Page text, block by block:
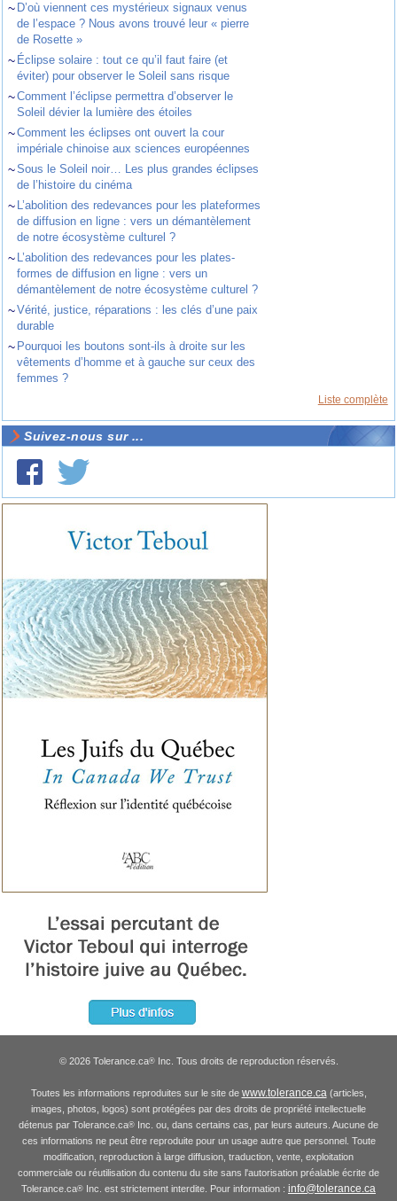
~ D’où viennent ces mystérieux signaux venus
de l’espace ? Nous avons trouvé leur « pierre
de Rosette »
~ Éclipse solaire : tout ce qu’il faut faire (et
éviter) pour observer le Soleil sans risque
~Comment l’éclipse permettra d’observer le
Soleil dévier la lumière des étoiles
~Comment les éclipses ont ouvert la cour
impériale chinoise aux sciences européennes
~Sous le Soleil noir… Les plus grandes éclipses
de l’histoire du cinéma
~ L’abolition des redevances pour les plateformes
de diffusion en ligne : vers un démantèlement
de notre écosystème culturel ?
~ L’abolition des redevances pour les plates-
formes de diffusion en ligne : vers un
démantèlement de notre écosystème culturel ?
~Vérité, justice, réparations : les clés d’une paix
durable
~ Pourquoi les boutons sont-ils à droite sur les
vêtements d’homme et à gauche sur ceux des
femmes ?
Liste complète
Suivez-nous sur ...
© 2026 Tolerance.ca®Inc. Tous droits de reproduction réservés.
Toutes les informations reproduites sur le site de www.tolerance.ca(articles,
images, photos, logos) sont protégées par des droits de propriété intellectuelle
détenus par Tolerance.ca® Inc. ou, dans certains cas, par leurs auteurs. Aucune de
ces informations ne peut être reproduite pour un usage autre que personnel. Toute
modification, reproduction à large diffusion, traduction, vente, exploitation
commerciale ou réutilisation du contenu du site sans l'autorisation préalable écrite de
Tolerance.ca® Inc. est strictement interdite. Pour information : info@tolerance.ca